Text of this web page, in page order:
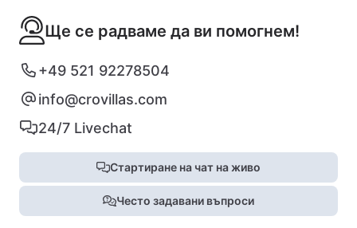
Ще се радваме да ви помогнем!
+49 521 92278504
info@crovillas.com
24/7 Livechat
Стартиране на чат на живо
Често задавани въпроси